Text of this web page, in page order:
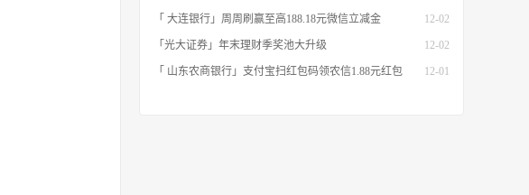
12-02
「 大连银行」周周刷赢至高188.18元微信立减金
12-02
「光大证券」年末理财季奖池大升级
12-01
「 山东农商银行」支付宝扫红包码领农信1.88元红包